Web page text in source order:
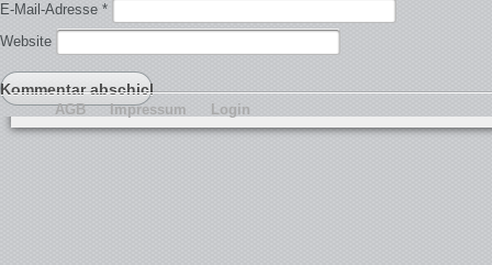
E-Mail-Adresse *
Website
AGB Impressum Login